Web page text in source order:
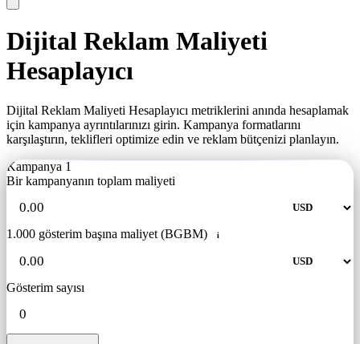
Dijital Reklam Maliyeti
Hesaplayıcı
Dijital Reklam Maliyeti Hesaplayıcı metriklerini anında hesaplamak
için kampanya ayrıntılarınızı girin. Kampanya formatlarını
karşılaştırın, teklifleri optimize edin ve reklam bütçenizi planlayın.
Kampanya 1
Bir kampanyanın toplam maliyeti
1.000 gösterim başına maliyet (BGBM) i
Gösterim sayısı